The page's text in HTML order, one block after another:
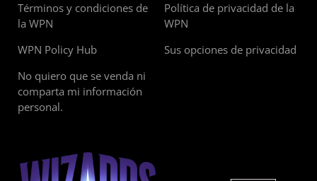
Términos y condiciones de
la WPN
Política de privacidad de la
WPN
WPN Policy Hub
Sus opciones de privacidad
No quiero que se venda ni
comparta mi información
personal.